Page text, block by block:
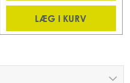
LÆG I KURV